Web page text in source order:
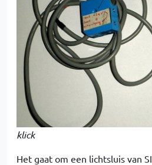
klick
Het gaat om een lichtsluis van